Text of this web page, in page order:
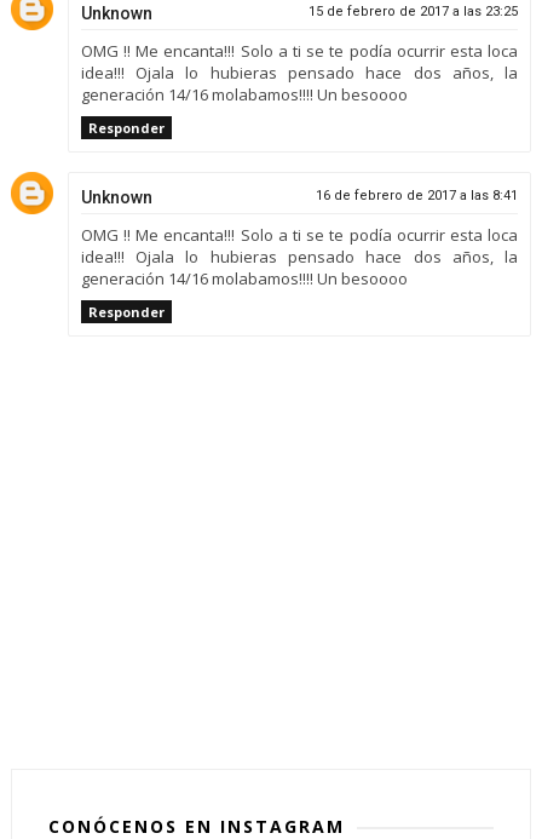
Unknown 15 de febrero de 2017 a las 23:25
OMG !! Me encanta!!! Solo a ti se te podía ocurrir esta loca
idea!!! Ojala lo hubieras pensado hace dos años, la
generación 14/16 molabamos!!!! Un besoooo
Responder
Unknown 16 de febrero de 2017 a las 8:41
OMG !! Me encanta!!! Solo a ti se te podía ocurrir esta loca
idea!!! Ojala lo hubieras pensado hace dos años, la
generación 14/16 molabamos!!!! Un besoooo
Responder
CONÓCENOS EN INSTAGRAM